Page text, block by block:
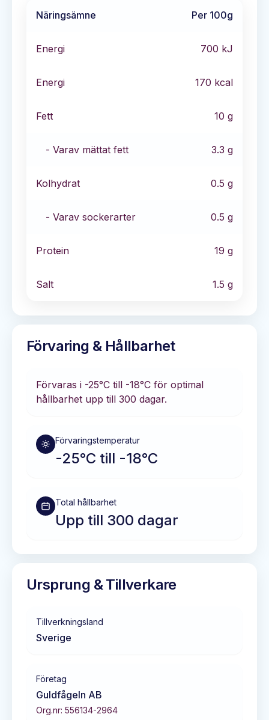
Näringsämne Per 100g
Energi 700 kJ
Energi 170 kcal
Fett 10 g
- Varav mättat fett 3.3 g
Kolhydrat 0.5 g
- Varav sockerarter 0.5 g
Protein 19 g
Salt 1.5 g
Förvaring & Hållbarhet
Förvaras i -25°C till -18°C för optimal
hållbarhet upp till 300 dagar.
Förvaringstemperatur
-25°C till -18°C
Total hållbarhet
Upp till 300 dagar
Ursprung & Tillverkare
Tillverkningsland
Sverige
Företag
Guldfågeln AB
Org.nr: 556134-2964